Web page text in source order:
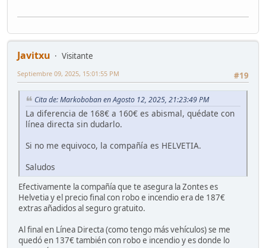
Javitxu
Visitante
#19
Septiembre 09, 2025, 15:01:55 PM
Cita de: Markoboban en Agosto 12, 2025, 21:23:49 PM
La diferencia de 168€ a 160€ es abismal, quédate con
línea directa sin dudarlo.
Si no me equivoco, la compañía es HELVETIA.
Saludos
Efectivamente la compañía que te asegura la Zontes es
Helvetia y el precio final con robo e incendio era de 187€
extras añadidos al seguro gratuito.
Al final en Línea Directa (como tengo más vehículos) se me
quedó en 137€ también con robo e incendio y es donde lo